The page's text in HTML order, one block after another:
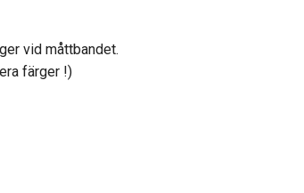
vid måttbandet.
färger !)